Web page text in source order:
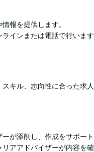
報を提供します。
インまたは電話で行いま
キル、志向性に合った求
が添削し、作成をサポー
アアドバイザーが内容を